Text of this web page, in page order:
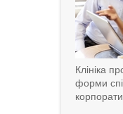
Клініка
форми